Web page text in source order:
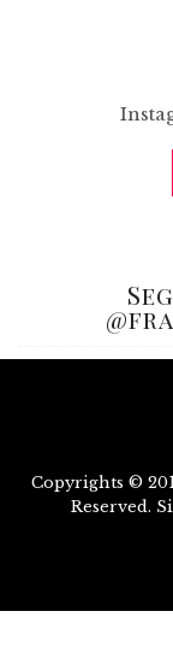
Copyrights ©
Reserved.